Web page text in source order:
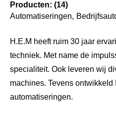
Producten: (14)
Automatiseringen
H.E.M heeft ruim 30 jaar
techniek. Met name de
specialiteit. Ook leveren wij
machines. Tevens
automatiseringen.